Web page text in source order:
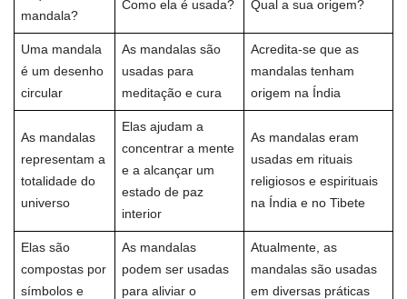
mandala?
Como ela é usada? Qual a sua origem?
Uma mandala
é um desenho
circular
As mandalas são
usadas para
meditação e cura
Acredita-se que as
mandalas tenham
origem na Índia
As mandalas
representam a
totalidade do
universo
Elas ajudam a
concentrar a mente
e a alcançar um
estado de paz
interior
As mandalas eram
usadas em rituais
religiosos e espirituais
na Índia e no Tibete
Elas são
compostas por
símbolos e
As mandalas
podem ser usadas
para aliviar o
Atualmente, as
mandalas são usadas
em diversas práticas